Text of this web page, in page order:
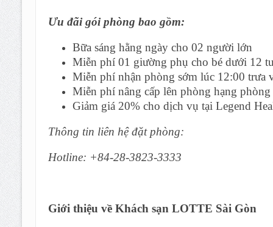
Ưu đãi gói phòng bao gồm:
Bữa sáng hằng ngày cho 02 người lớn
Miễn phí 01 giường phụ cho bé dưới 12
Miễn phí nhận phòng sớm lúc 12:00 trưa
Miễn phí nâng cấp lên phòng hạng
Giảm giá 20% cho dịch vụ tại Legend
Thông tin liên hệ đặt phòng:
Hotline: +84-28-3823-3333
Giới thiệu về Khách sạn LOTTE Sài Gòn